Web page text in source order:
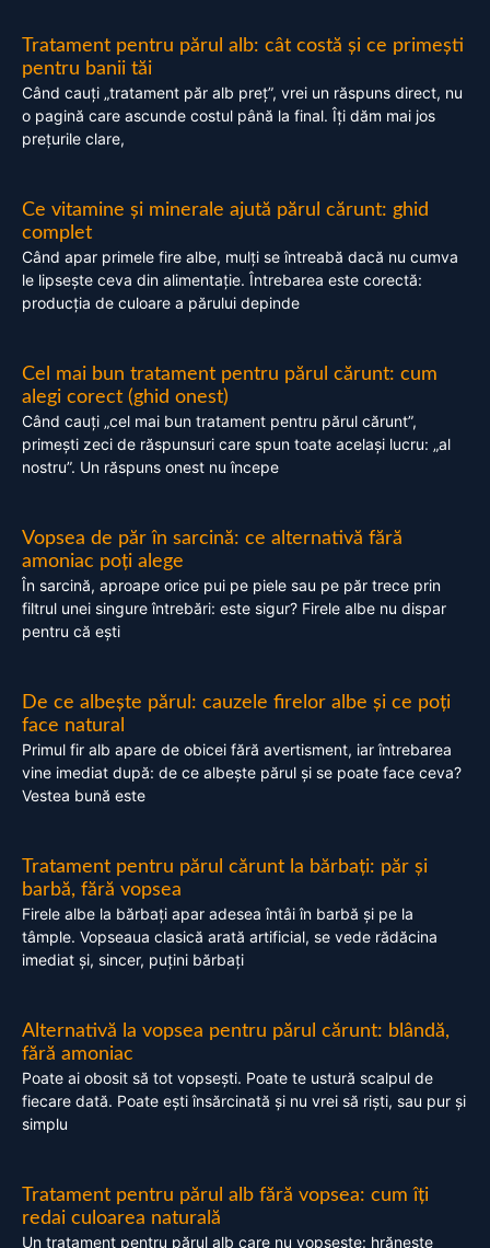
Tratament pentru părul alb: cât costă și ce primești
pentru banii tăi
Când cauți „tratament păr alb preț”, vrei un răspuns direct, nu
o pagină care ascunde costul până la final. Îți dăm mai jos
prețurile clare,
Ce vitamine și minerale ajută părul cărunt: ghid
complet
Când apar primele fire albe, mulți se întreabă dacă nu cumva
le lipsește ceva din alimentație. Întrebarea este corectă:
producția de culoare a părului depinde
Cel mai bun tratament pentru părul cărunt: cum
alegi corect (ghid onest)
Când cauți „cel mai bun tratament pentru părul cărunt”,
primești zeci de răspunsuri care spun toate același lucru: „al
nostru”. Un răspuns onest nu începe
Vopsea de păr în sarcină: ce alternativă fără
amoniac poți alege
În sarcină, aproape orice pui pe piele sau pe păr trece prin
filtrul unei singure întrebări: este sigur? Firele albe nu dispar
pentru că ești
De ce albește părul: cauzele firelor albe și ce poți
face natural
Primul fir alb apare de obicei fără avertisment, iar întrebarea
vine imediat după: de ce albește părul și se poate face ceva?
Vestea bună este
Tratament pentru părul cărunt la bărbați: păr și
barbă, fără vopsea
Firele albe la bărbați apar adesea întâi în barbă și pe la
tâmple. Vopseaua clasică arată artificial, se vede rădăcina
imediat și, sincer, puțini bărbați
Alternativă la vopsea pentru părul cărunt: blândă,
fără amoniac
Poate ai obosit să tot vopsești. Poate te ustură scalpul de
fiecare dată. Poate ești însărcinată și nu vrei să riști, sau pur și
simplu
Tratament pentru părul alb fără vopsea: cum îți
redai culoarea naturală
Un tratament pentru părul alb care nu vopsește: hrănește